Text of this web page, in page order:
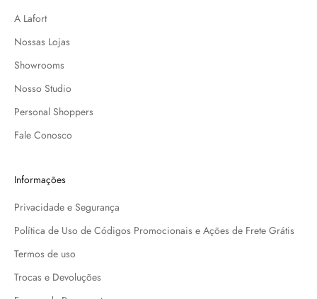
A Lafort
Nossas Lojas
Showrooms
Nosso Studio
Personal Shoppers
Fale Conosco
Informações
Privacidade e Segurança
Política de Uso de Códigos Promocionais e Ações de Frete Grátis
Termos de uso
Trocas e Devoluções